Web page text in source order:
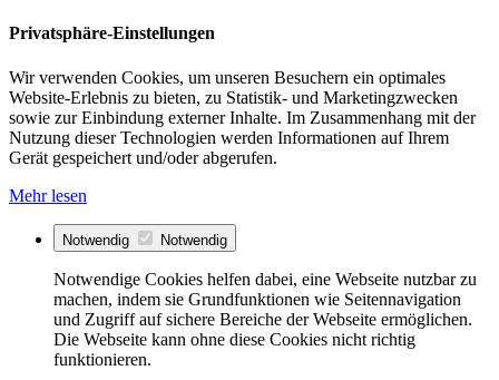
Privatsphäre-Einstellungen
Wir verwenden Cookies, um unseren Besuchern ein optimales
Website-Erlebnis zu bieten, zu Statistik- und Marketingzwecken
sowie zur Einbindung externer Inhalte. Im Zusammenhang mit der
Nutzung dieser Technologien werden Informationen auf Ihrem
Gerät gespeichert und/oder abgerufen.
Mehr lesen
Notwendig Notwendig
Notwendige Cookies helfen dabei, eine Webseite nutzbar zu
machen, indem sie Grundfunktionen wie Seitennavigation
und Zugriff auf sichere Bereiche der Webseite ermöglichen.
Die Webseite kann ohne diese Cookies nicht richtig
funktionieren.